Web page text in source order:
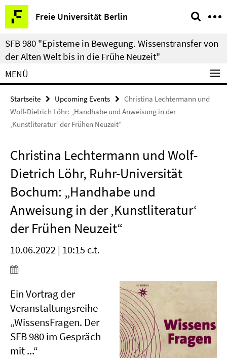
Springe
direkt
zu
Inhalt
Freie Universität Berlin
Service-
Navigation
SFB 980 "Episteme in Bewegung. Wissenstransfer von
der Alten Welt bis in die Frühe Neuzeit"
MENÜ
Startseite Upcoming Events
Christina Lechtermann und
Wolf-Dietrich Löhr: „Handhabe und Anweisung in der
‚Kunstliteratur‘ der Frühen Neuzeit“
Christina Lechtermann und Wolf-
Dietrich Löhr, Ruhr-Universität
Bochum: „Handhabe und
Anweisung in der ‚Kunstliteratur‘
der Frühen Neuzeit“
10.06.2022 | 10:15 c.t.
Ein Vortrag der
Veranstaltungsreihe
„WissensFragen. Der
SFB 980 im Gespräch
mit ...“